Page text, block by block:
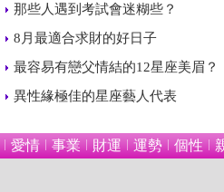
那些人遇到考試會迷糊些？
8月最適合求財的好日子
最容易有戀父情結的12星座美眉？
異性緣極佳的星座藝人代表
愛情 事業 財運 運勢 個性